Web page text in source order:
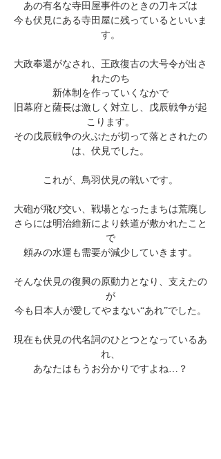
あの有名な寺田屋事件のときの刀キズは
今も伏見にある寺田屋に残っているといいま
す。
大政奉還がなされ、王政復古の大号令が出さ
れたのち
新体制を作っていくなかで
旧幕府と薩長は激しく対立し、戊辰戦争が起
こります。
その戊辰戦争の火ぶたが切って落とされたの
は、伏見でした。
これが、鳥羽伏見の戦いです。
大砲が飛び交い、戦場となったまちは荒廃し
さらには明治維新により鉄道が敷かれたこと
で
頼みの水運も需要が減少していきます。
そんな伏見の復興の原動力となり、支えたの
が
今も日本人が愛してやまない“あれ”でした。
現在も伏見の代名詞のひとつとなっているあ
れ、
あなたはもうお分かりですよね…？